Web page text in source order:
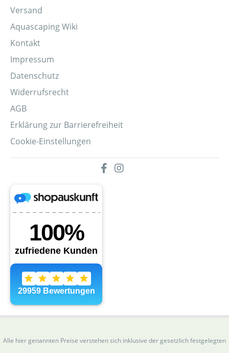
Versand
Aquascaping Wiki
Kontakt
Impressum
Datenschutz
Widerrufsrecht
AGB
Erklärung zur Barrierefreiheit
Cookie-Einstellungen
Alle hier genannten Preise verstehen sich inklusive der gesetzlich festgelegten